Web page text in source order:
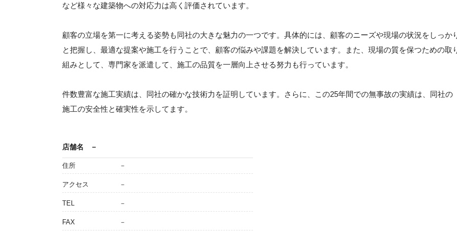
など様々な建築物への対応力は高く評価されています。
顧客の立場を第一に考える姿勢も同社の大きな魅力の一つです。具体的には、顧客のニーズや現場の状況をしっか
と把握し、最適な提案や施工を行うことで、顧客の悩みや課題を解決しています。また、現場の質を保つための取
組みとして、専門家を派遣して、施工の品質を一層向上させる努力も行っています。
件数豊富な施工実績は、同社の確かな技術力を証明しています。さらに、この25年間での無事故の実績は、同社の
施工の安全性と確実性を示してます。
店舗名 －
住所 －
アクセス －
TEL －
FAX －